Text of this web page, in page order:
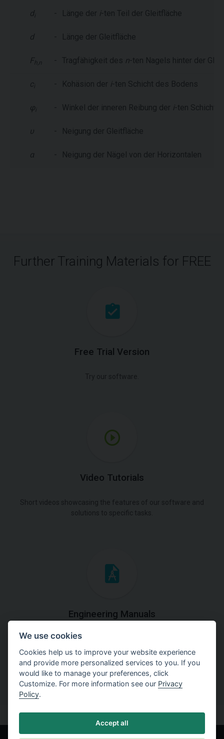
d - Länge der i-ten Teil der Gleitfläche
d - Länge der Gleitfläche
Fh,n - Tragfähigkeit des n-ten Nagels hinter der
c - Kohäsion der i-ten Schicht des Bodens
φ - Winkel der inneren Reibung der i-ten Schicht
υ - Neigung der Gleitfläche
α - Neigung der Nägel von der Horizontalen
Further Training Materials for FREE
Free Trial Version
Try our software.
Video Tutorials
Short videos showcasing the features of our software and
solutions to specific tasks.
Engineering Manuals
Step by steps guides on how
to solve a specific tasks.
We use cookies
Cookies help us to improve your website experience
and provide more personalized services to you. If you
would like to manage your preferences, click
Customize. For more information see our Privacy
Policy.
Accept all